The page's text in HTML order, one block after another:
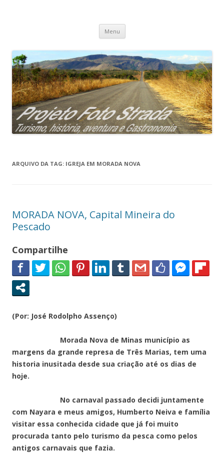
Projeto Foto Strada
Menu Pular
o
conteúdo
ARQUIVO DA TAG: IGREJA EM MORADA NOVA
MORADA NOVA, Capital Mineira do
Pescado
Compartilhe
(Por: José Rodolpho Assenço)
Morada Nova de Minas município as
margens da grande represa de Três Marias, tem uma
historia inusitada desde sua criação até os dias de
hoje.
No carnaval passado decidi juntamente
com Nayara e meus amigos, Humberto Neiva e família
visitar essa conhecida cidade que já foi muito
procurada tanto pelo turismo da pesca como pelos
antigos carnavais que fazia.